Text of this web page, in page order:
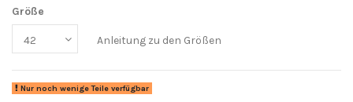
Größe
Anleitung zu den Größen
Nur noch wenige Teile verfügbar